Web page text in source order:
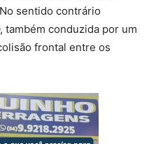
sentido contrário
também conduzida por um
frontal entre os